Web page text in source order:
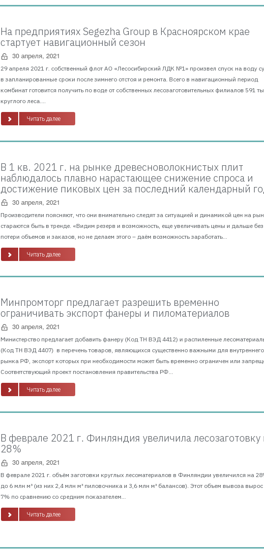
На предприятиях Segezha Group в Красноярском крае
стартует навигационный сезон
30 апреля, 2021
29 апреля 2021 г. собственный флот АО «Лесосибирский ЛДК №1» произвел спуск на воду
в запланированные сроки после зимнего отстоя и ремонта. Всего в навигационный период
комбинат готовится получить по воде от собственных лесозаготовительных филиалов 591
круглого леса....
Читать далее
В 1 кв. 2021 г. на рынке древесноволокнистых плит
наблюдалось плавно нарастающее снижение спроса и
достижение пиковых цен за последний календарный
30 апреля, 2021
Производители поясняют, что они внимательно следят за ситуацией и динамикой цен на
стараются быть в тренде. «Видим резерв и возможность, еще увеличивать цены и дальше без
потери объемов и заказов, но не делаем этого – даём возможность заработать...
Читать далее
Минпромторг предлагает разрешить временно
ограничивать экспорт фанеры и пиломатериалов
30 апреля, 2021
Министерство предлагает добавить фанеру (Код ТН ВЭД 4412) и распиленные
(Код ТН ВЭД 4407) в перечень товаров, являющихся существенно важными для внутреннего
рынка РФ, экспорт которых при необходимости может быть временно ограничен или
Соответствующий проект постановления правительства РФ...
Читать далее
В феврале 2021 г. Финляндия увеличила лесозаготовку
28%
30 апреля, 2021
В феврале 2021 г. объём заготовки круглых лесоматериалов в Финляндии увеличился на
до 6 млн м³ (из них 2,4 млн м³ пиловочника и 3,6 млн м³ балансов). Этот объем вывоза вырос
7% по сравнению со средним показателем...
Читать далее